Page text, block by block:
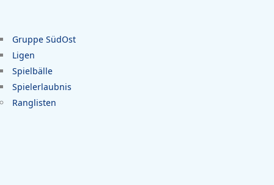
Gruppe SüdOst
Ligen
Spielbälle
Spielerlaubnis
Ranglisten